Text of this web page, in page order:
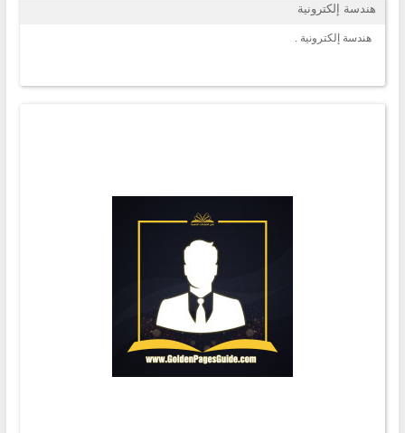
هندسة إلكترونية
هندسة إلكترونية .